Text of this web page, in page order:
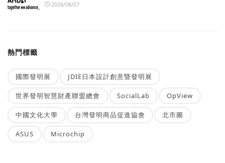
2026/08/07
熱門標籤
國際發明展 JDIE日本設計創意暨發明展
世界發明智慧財產聯盟總會 SocialLab OpView
中國文化大學 台灣發明商品促進協會 北市圖
ASUS Microchip